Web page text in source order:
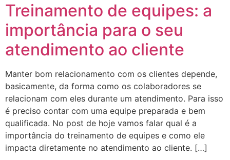
Treinamento de equipes: a
importância para o seu
atendimento ao cliente
Manter bom relacionamento com os clientes depende,
basicamente, da forma como os colaboradores se
relacionam com eles durante um atendimento. Para isso
é preciso contar com uma equipe preparada e bem
qualificada. No post de hoje vamos falar qual é a
importância do treinamento de equipes e como ele
impacta diretamente no atendimento ao cliente. […]